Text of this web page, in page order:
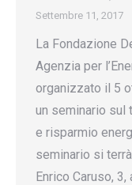
Settembre 11, 2017
La Fondazione
Agenzia per
organizzato il 5
un seminario sul
e risparmio
seminario si
Enrico Caruso,